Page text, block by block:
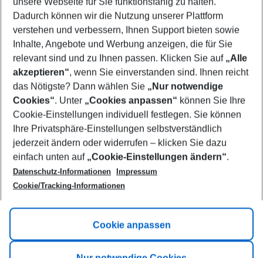
09/08/26–07/08/27 5-8 nights
Who will travel
2 adults No children
Show more filter
Footer
Footer navigation
Title A
Link A
Dadurch können wir die Nutzung unserer Plattform
verstehen und verbessern, Ihnen Support bieten sowie
Inhalte, Angebote und Werbung anzeigen, die für Sie
relevant sind und zu Ihnen passen. Klicken Sie auf „Alle
akzeptieren“, wenn Sie einverstanden sind. Ihnen reicht
das Nötigste? Dann wählen Sie „Nur notwendige
Cookies“. Unter „Cookies anpassen“ können Sie Ihre
Cookie-Einstellungen individuell festlegen. Sie können
Ihre Privatsphäre-Einstellungen selbstverständlich
jederzeit ändern oder widerrufen – klicken Sie dazu
einfach unten auf „Cookie-Einstellungen ändern“.
Datenschutz-Informationen
Impressum
Cookie/Tracking-Informationen
Cookie anpassen